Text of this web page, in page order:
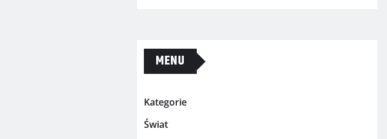
MENU
Kategorie
Świat